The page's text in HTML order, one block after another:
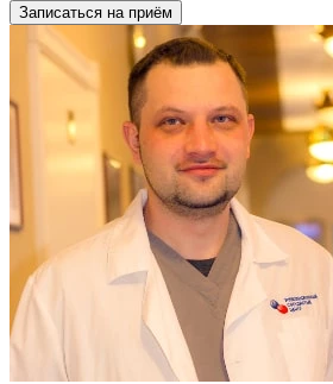
Записаться на приём